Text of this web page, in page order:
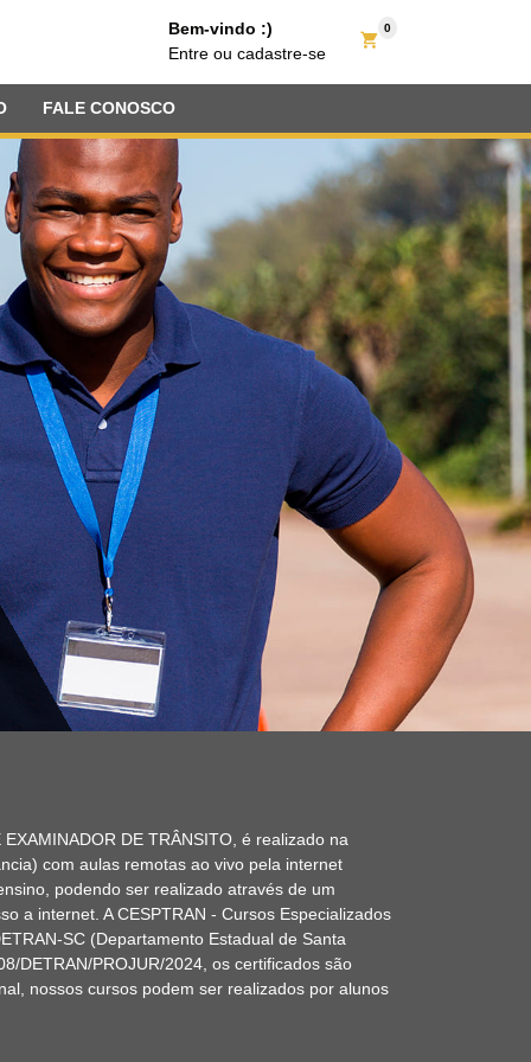
Bem-vindo :)
Entre ou cadastre-se
0
FALE CONOSCO
DE TRÂNSITO, é realizado na
com aulas remotas ao vivo pela internet
podendo ser realizado através de um
a internet. A CESPTRAN - Cursos Especializados
SC (Departamento Estadual de Santa
DETRAN/PROJUR/2024, os certificados são
nossos cursos podem ser realizados por alunos